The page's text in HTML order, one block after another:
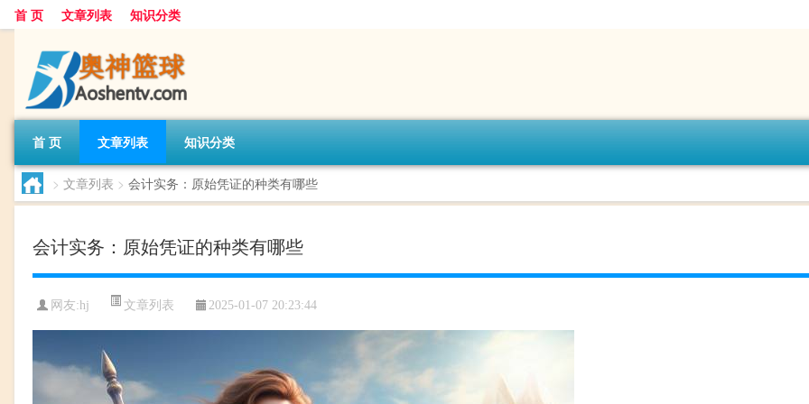
首 页 文章列表 知识分类
首 页 文章列表 知识分类
> 文章列表 > 会计实务：原始凭证的种类有哪些
会计实务：原始凭证的种类有哪些
网友:hj 文章列表 2025-01-07 20:23:44